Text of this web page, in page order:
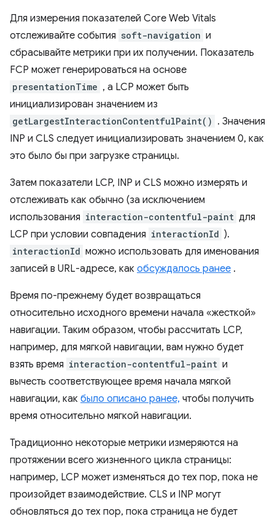
Для измерения показателей Core Web Vitals
отслеживайте события soft-navigation и
сбрасывайте метрики при их получении. Показатель
FCP может генерироваться на основе
presentationTime , а LCP может быть
инициализирован значением из
getLargestInteractionContentfulPaint() . Значения
INP и CLS следует инициализировать значением 0, как
это было бы при загрузке страницы.
Затем показатели LCP, INP и CLS можно измерять и
отслеживать как обычно (за исключением
использования interaction-contentful-paint для
LCP при условии совпадения interactionId ).
interactionId можно использовать для именования
записей в URL-адресе, как обсуждалось ранее .
Время по-прежнему будет возвращаться
относительно исходного времени начала «жесткой»
навигации. Таким образом, чтобы рассчитать LCP,
например, для мягкой навигации, вам нужно будет
взять время interaction-contentful-paint и
вычесть соответствующее время начала мягкой
навигации, как было описано ранее, чтобы получить
время относительно мягкой навигации.
Традиционно некоторые метрики измеряются на
протяжении всего жизненного цикла страницы:
например, LCP может изменяться до тех пор, пока не
произойдет взаимодействие. CLS и INP могут
обновляться до тех пор, пока страница не будет